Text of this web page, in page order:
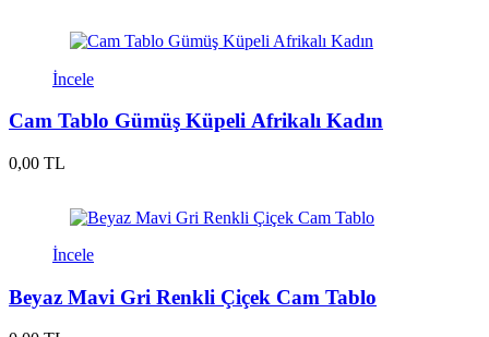
İncele
Cam Tablo Gümüş Küpeli Afrikalı Kadın
0,00 TL
İncele
Beyaz Mavi Gri Renkli Çiçek Cam Tablo